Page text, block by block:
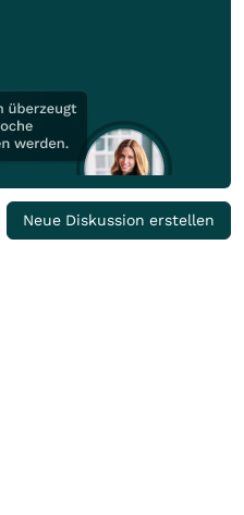
Neue Diskussion erstellen